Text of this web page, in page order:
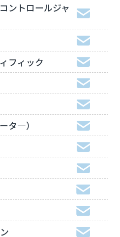
ントロールジャ
フィック
タ―）